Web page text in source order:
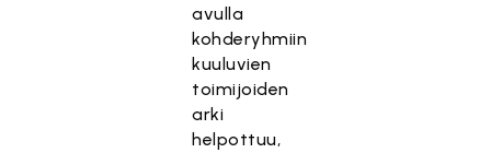
avulla
kohderyhmiin
kuuluvien
toimijoiden
arki
helpottuu,